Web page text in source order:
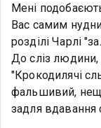
Мені
Вас самим
розділі Чарлі
До сліз людини,
"Крокодилячі
фальшивий,
задля вдавання